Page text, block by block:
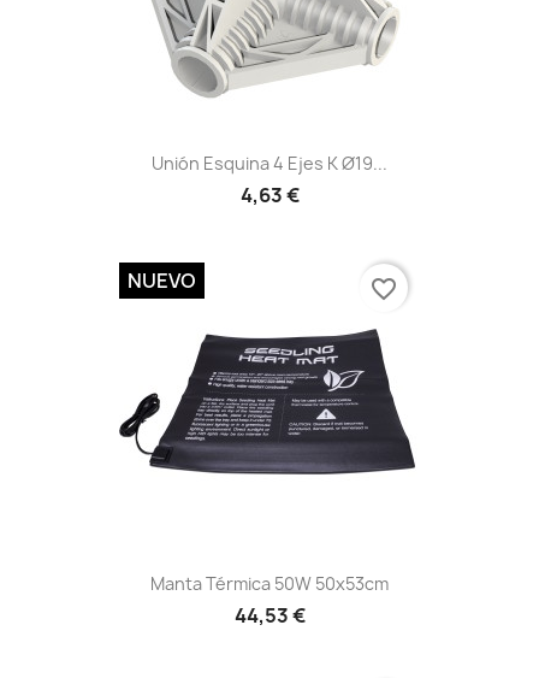
Vista rápida
Unión Esquina 4 Ejes K Ø19...
4,63 €
Vista rápida
Manta Térmica 50W 50x53cm
44,53 €
NUEVO favorite_border